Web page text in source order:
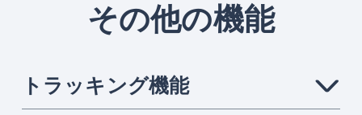
Software
Suite
その他の機能
トラッキング機能 ›